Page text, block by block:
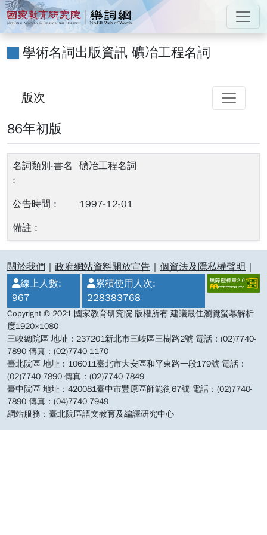
跳到主要內容
:::
國家教育研究院 樂詞網
學術名詞出版資訊 礦冶工程名詞
版次
86年初版
86年初版
礦冶工程名詞
1997-12-01
:::關於我們 政府網站資料開放宣告 個資法及隱私權聲明
線上人數:
967
累積使用人次:
228383768
Copyright © 2021 國家教育研究院 版權所有 建議最佳瀏覽螢幕解析
度1920×1080
三峽總院區 地址：237201新北市三峽區三樹路2號 電話：(02)7740-
7890 傳真：(02)7740-1170
臺北院區 地址：106011臺北市大安區和平東路一段179號 電話：
(02)7740-7890 傳真：(02)7740-7849
臺中院區 地址：420081臺中市豐原區師範街67號 電話：(02)7740-
7890 傳真：(04)7740-7949
網站服務：臺北院區語文教育及編譯研究中心